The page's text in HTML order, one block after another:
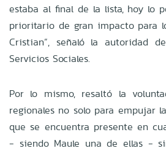
estaba al final de la lista, hoy lo
prioritario de gran impacto para
Cristian”, señaló la autoridad
Servicios Sociales.
Por lo mismo, resaltó la
regionales no solo para empujar
que se encuentra presente en
- siendo Maule una de ellas -